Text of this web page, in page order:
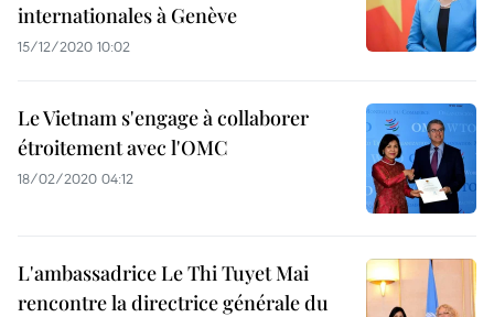
internationales à Genève
15/12/2020 10:02
Le Vietnam s'engage à collaborer
étroitement avec l'OMC
18/02/2020 04:12
L'ambassadrice Le Thi Tuyet Mai
rencontre la directrice générale du